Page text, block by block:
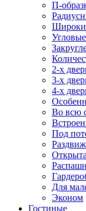
П-
2-х
3-х
4-х
Во всю
Под
Для
Эконом
Гостиные